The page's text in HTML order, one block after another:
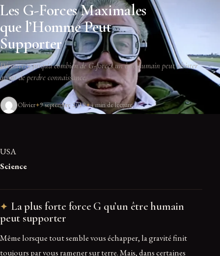
Les G-Forces Maximales
que l’Homme Peut
Supporter
Découvrez jusqu'à combien de G-forces un être humain peut résister
avant de perdre connaissance.
Olivier 9 septembre 2019 4 min de lecture
USA
Science
La plus forte force G qu’un être humain
peut supporter
Même lorsque tout semble vous échapper, la gravité finit
toujours par vous ramener sur terre. Mais, dans certaines